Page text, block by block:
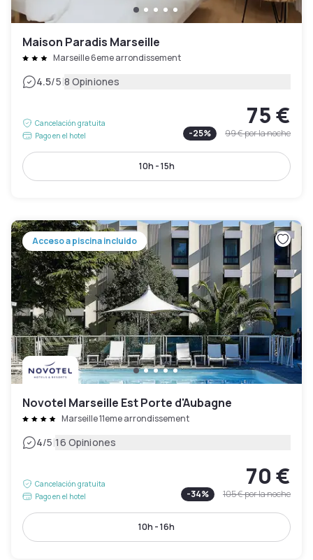
Maison Paradis Marseille
Marseille 6eme arrondissement
4.5/5|8 Opiniones
Cancelación gratuita
Pago en el hotel
75 €
-25% 99 €por la noche
10h - 15h
Acceso a piscina incluido
Novotel Marseille Est Porte d'Aubagne
Marseille 11eme arrondissement
4/5|16 Opiniones
Cancelación gratuita
Pago en el hotel
70 €
-34% 105 €por la noche
10h - 16h